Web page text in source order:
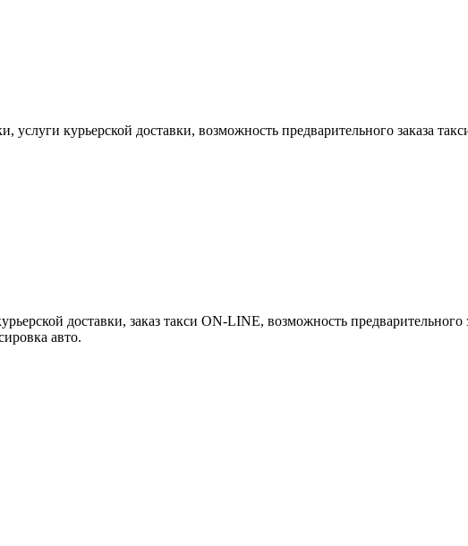
услуги курьерской доставки, возможность предварительного заказа
доставки, заказ такси ON-LINE, возможность предварительного
авто.